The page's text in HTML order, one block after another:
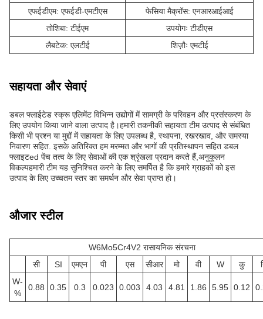
एफईडीएम: एफईडी-एमटीएस
फेसिया मैक्रॉस: एनआरआईआई
तोशिबा: टीईएम
उपयोगः टीडीएस
लैबटेक: एलटीई
शिज़ौः एमटीई
सहायता और सेवाएं
डबल फ्लाईटेड स्क्रू एलिमेंट विभिन्न उद्योगों में सामग्री के परिवहन और प्रसंस्करण के
लिए उपयोग किया जाने वाला उत्पाद है।हमारी तकनीकी सहायता टीम उत्पाद से संबंधित
किसी भी प्रश्न या मुद्दों में सहायता के लिए उपलब्ध है, स्थापना, रखरखाव, और समस्या
निवारण सहित. इसके अतिरिक्त हम मरम्मत और भागों की प्रतिस्थापन सहित डबल
फ्लाइटed पेंच तत्व के लिए सेवाओं की एक श्रृंखला प्रदान करते हैं,अनुकूलन
विकल्पहमारी टीम यह सुनिश्चित करने के लिए समर्पित है कि हमारे ग्राहकों को इस
उत्पाद के लिए उच्चतम स्तर का समर्थन और सेवा प्राप्त हो।
औजार स्टील
W6Mo5Cr4V2 रासायनिक संरचना
सी
SI एमएन पी एस सीआर मो वी W कु
W-
%
0.88 0.35 0.3 0.023 0.003 4.03 4.81 1.86 5.95 0.12